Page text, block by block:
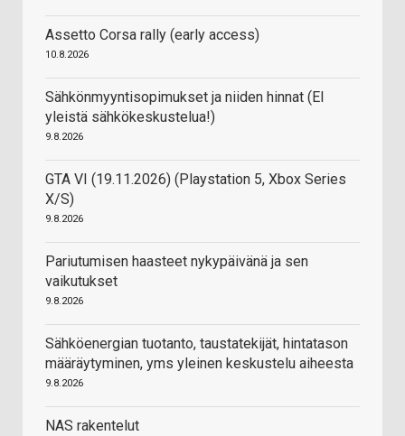
Assetto Corsa rally (early access)
10.8.2026
Sähkönmyyntisopimukset ja niiden hinnat (EI
yleistä sähkökeskustelua!)
9.8.2026
GTA VI (19.11.2026) (Playstation 5, Xbox Series
X/S)
9.8.2026
Pariutumisen haasteet nykypäivänä ja sen
vaikutukset
9.8.2026
Sähköenergian tuotanto, taustatekijät, hintatason
määräytyminen, yms yleinen keskustelu aiheesta
9.8.2026
NAS rakentelut